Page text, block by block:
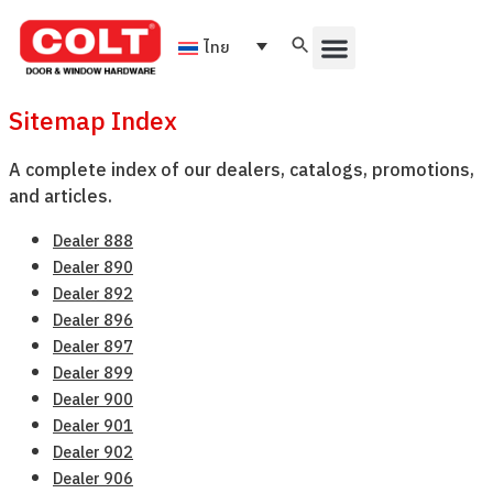
ไทย
Sitemap Index
A complete index of our dealers, catalogs, promotions,
and articles.
Dealer 888
Dealer 890
Dealer 892
Dealer 896
Dealer 897
Dealer 899
Dealer 900
Dealer 901
Dealer 902
Dealer 906